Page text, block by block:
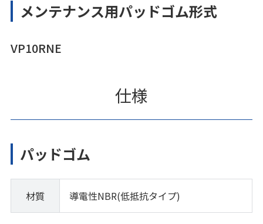
メンテナンス用パッドゴム形式
VP10RNE
仕様
パッドゴム
材質 導電性NBR(低抵抗タイプ)